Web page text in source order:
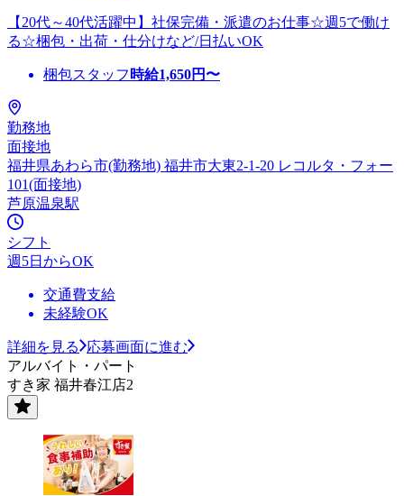
【20代～40代活躍中】社保完備・派遣のお仕事☆週5で働け
る☆梱包・出荷・仕分けなど/日払いOK
梱包スタッフ 時給1,650円〜
勤務地
面接地
福井県あわら市(勤務地) 福井市大東2-1-20 レコルタ・フォー
101(面接地)
芦原温泉駅
シフト
週5日からOK
交通費支給
未経験OK
詳細を見る
応募画面に進む
アルバイト・パート
すき家 福井春江店2